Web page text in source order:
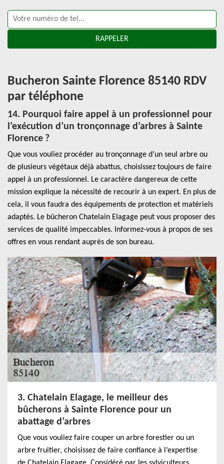
Bucheron Sainte Florence 85140 RDV
par téléphone
14. Pourquoi faire appel à un professionnel pour
l’exécution d’un tronçonnage d’arbres à Sainte
Florence ?
Que vous vouliez procéder au tronçonnage d’un seul arbre ou
de plusieurs végétaux déjà abattus, choisissez toujours de faire
appel à un professionnel. Le caractère dangereux de cette
mission explique la nécessité de recourir à un expert. En plus de
cela, il vous faudra des équipements de protection et matériels
adaptés. Le bûcheron Chatelain Elagage peut vous proposer des
services de qualité impeccables. Informez-vous à propos de ses
offres en vous rendant auprès de son bureau.
3. Chatelain Elagage, le meilleur des
bûcherons à Sainte Florence pour un
abattage d’arbres
Que vous vouliez faire couper un arbre forestier ou un
arbre fruitier, choisissez de faire confiance à l’expertise